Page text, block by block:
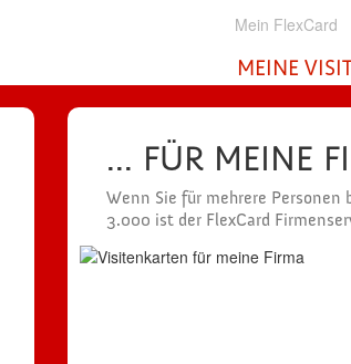
Mein FlexCard
MEINE
... FÜR MEINE
Wenn Sie für mehrere Personen
3.000 ist der FlexCard